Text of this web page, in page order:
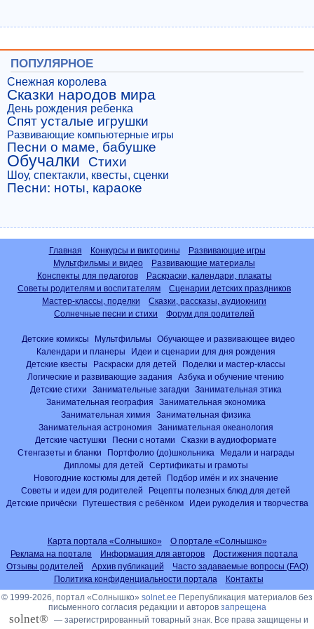
ПОПУЛЯРНОЕ
Снежная королева
Сказки народов мира
День рождения ребенка
Спят усталые игрушки
Развивающие компьютерные игры
Песни о маме, бабушке
Обучалки Стихи
Шоу, спектакли, квесты, сценки
Песни: ноты, караоке
Главная Конкурсы и викторины
Развивающие игры
Мультфильмы и видео
Развивающие материалы
Конспекты для педагогов
Раскраски, календари, плакаты
Советы родителям и воспитателям
Сценарии детских праздников
Мастер-классы, поделки
Сказки, рассказы, аудиокниги
Солнечные песни и стихи
Форум для родителей
Детские комиксы Мультфильмы
Обучающее и развивающее видео
Календари и планеры
Идеи и сценарии для дня рождения
Детские квесты
Раскраски для детей
Поделки и мастер-классы
Логические и развивающие задания
Азбука и обучение чтению
Детские стихи
Занимательные загадки
Занимательная этика
Занимательная география
Занимательная экономика
Занимательная химия
Занимательная физика
Занимательная астрономия
Занимательная океанология
Детские частушки
Песни с нотами
Сказки в аудиоформате
Стенгазеты и бланки
Портфолио (до)школьника
Медали и награды
Дипломы для детей
Сертификаты и грамоты
Новогодние костюмы для детей
Подбор имён и их значение
Советы и идеи для родителей
Рецепты полезных блюд для детей
Детские причёски
Путешествия с ребёнком Идеи рукоделия и творчества
Карта портала «Солнышко»
О портале «Солнышко»
Реклама на портале
Информация для авторов
Достижения портала
Отзывы родителей
Архив публикаций
Часто задаваемые вопросы (FAQ)
Политика конфиденциальности портала
Контакты
© 1999-2026, портал «Солнышко» solnet.ee Перепубликация материалов без
письменного согласия редакции и авторов запрещена
solnet® — зарегистрированный товарный знак. Все права защищены и